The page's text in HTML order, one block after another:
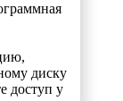
диску
доступ у